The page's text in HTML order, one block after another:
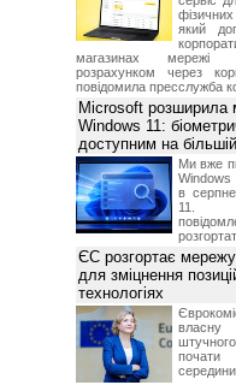
який
магазинах мережі
розрахунком через
повідомила пресслужба
Microsoft розширила
Windows 11:
доступним на
Ми вже
Windows
в
11.
ЄС розгортає
для зміцнення
технологіях
власну
почати